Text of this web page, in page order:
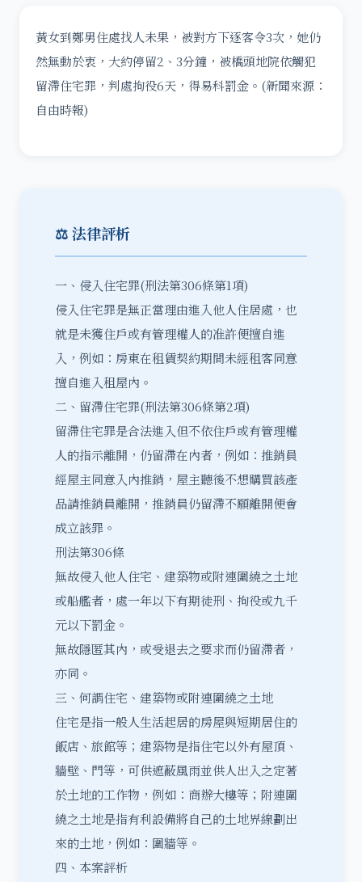
黃女到鄭男住處找人未果，被對方下逐客令3次，她仍
然無動於衷，大約停留2、3分鐘，被橋頭地院依觸犯
留滯住宅罪，判處拘役6天，得易科罰金。(新聞來源：
自由時報)
⚖️ 法律評析
一、侵入住宅罪(刑法第306條第1項)
侵入住宅罪是無正當理由進入他人住居處，也
就是未獲住戶或有管理權人的准許便擅自進
入，例如：房東在租賃契約期間未經租客同意
擅自進入租屋內。
二、留滯住宅罪(刑法第306條第2項)
留滯住宅罪是合法進入但不依住戶或有管理權
人的指示離開，仍留滯在內者，例如：推銷員
經屋主同意入內推銷，屋主聽後不想購買該產
品請推銷員離開，推銷員仍留滯不願離開便會
成立該罪。
刑法第306條
無故侵入他人住宅、建築物或附連圍繞之土地
或船艦者，處一年以下有期徒刑、拘役或九千
元以下罰金。
無故隱匿其內，或受退去之要求而仍留滯者，
亦同。
三、何謂住宅、建築物或附連圍繞之土地
住宅是指一般人生活起居的房屋與短期居住的
飯店、旅館等；建築物是指住宅以外有屋頂、
牆壁、門等，可供遮蔽風雨並供人出入之定著
於土地的工作物，例如：商辦大樓等；附連圍
繞之土地是指有利設備將自己的土地界線劃出
來的土地，例如：圍牆等。
四、本案評析